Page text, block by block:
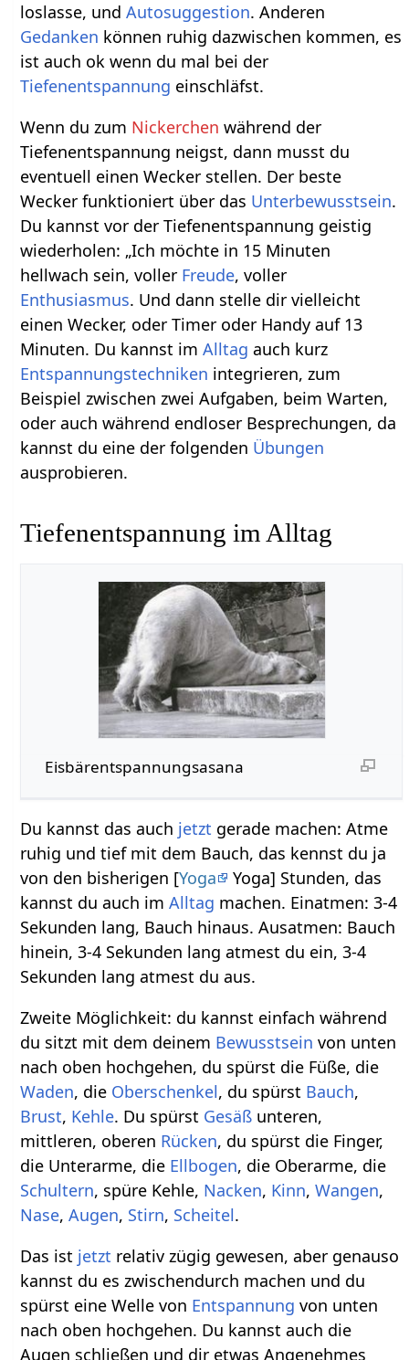
loslasse, undAutosuggestion. Anderen
Gedanken können ruhig dazwischen kommen, es
ist auch ok wenn du mal bei der
Tiefenentspannung einschläfst.
Wenn du zum Nickerchen während der
Tiefenentspannung neigst, dann musst du
eventuell einen Wecker stellen. Der beste
Wecker funktioniert über das Unterbewusstsein.
Du kannst vor der Tiefenentspannung geistig
wiederholen: „Ich möchte in 15 Minuten
hellwach sein, voller Freude, voller
Enthusiasmus. Und dann stelle dir vielleicht
einen Wecker, oder Timer oder Handy auf 13
Minuten. Du kannst imAlltag auch kurz
Entspannungstechniken integrieren, zum
Beispiel zwischen zwei Aufgaben, beim Warten,
oder auch während endloser Besprechungen, da
kannst du eine der folgenden Übungen
ausprobieren.
Tiefenentspannung im Alltag
Eisbärentspannungsasana
Du kannst das auch jetzt gerade machen: Atme
ruhig und tief mit dem Bauch, das kennst du ja
von den bisherigen [Yoga
Yoga] Stunden, das
kannst du auch imAlltag machen. Einatmen: 3-4
Sekunden lang, Bauch hinaus. Ausatmen: Bauch
hinein, 3-4 Sekunden lang atmest du ein, 3-4
Sekunden lang atmest du aus.
Zweite Möglichkeit: du kannst einfach während
du sitzt mit dem deinem Bewusstsein von unten
nach oben hochgehen, du spürst die Füße, die
Waden, die Oberschenkel, du spürst Bauch,
Brust, Kehle. Du spürst Gesäß unteren,
mittleren, oberen Rücken, du spürst die Finger,
die Unterarme, die Ellbogen, die Oberarme, die
Schultern, spüre Kehle, Nacken, Kinn,Wangen,
Nase,Augen, Stirn, Scheitel.
Das ist jetzt relativ zügig gewesen, aber genauso
kannst du es zwischendurch machen und du
spürst eine Welle von Entspannung von unten
nach oben hochgehen. Du kannst auch die
Augen schließen und dir etwas Angenehmes